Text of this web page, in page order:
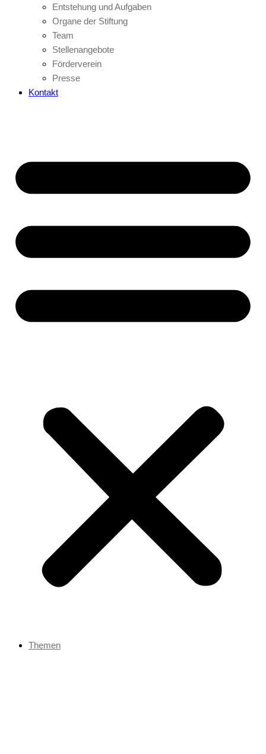
Entstehung und Aufgaben
Organe der Stiftung
Team
Stellenangebote
Förderverein
Presse
Kontakt
Themen